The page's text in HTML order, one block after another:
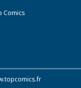
Comics